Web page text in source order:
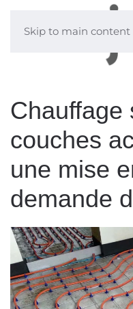
Skip to main content
Chauffage
couches
une mise
demande